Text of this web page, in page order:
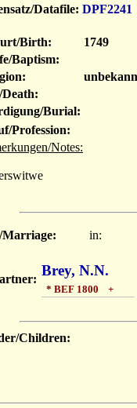
Datafile: DPF2241
Birth:
1749
Baptism:
Burial:
Profession:
Notes:
Marriage: in:
Brey, N.N.
* BEF 1800 +
Children: